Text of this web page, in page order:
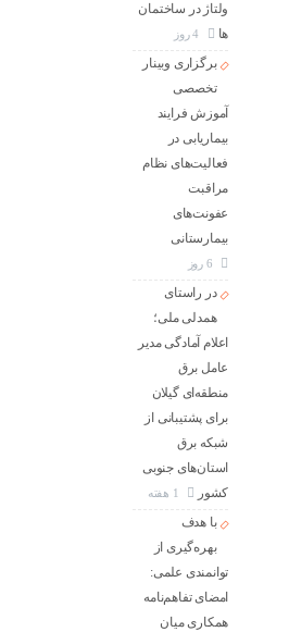
ولتاژ در ساختمان
ها
برگزاری وبینار
تخصصی
آموزش فرایند
بیماریابی در
فعالیت‌های نظام
مراقبت
عفونت‌های
بیمارستانی
در راستای
همدلی ملی؛
اعلام آمادگی مدیر
عامل برق
منطقه‌ای گیلان
برای پشتیبانی از
شبكه برق
استان‌های جنوبی
كشور
با هدف
بهره‌گیری از
توانمندی علمی:
امضای تفاهم‌نامه
همكاری میان